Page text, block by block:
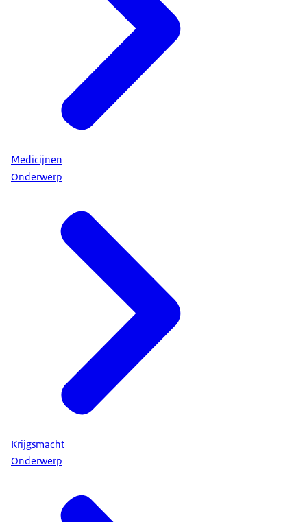
Medicijnen
Onderwerp
Krijgsmacht
Onderwerp